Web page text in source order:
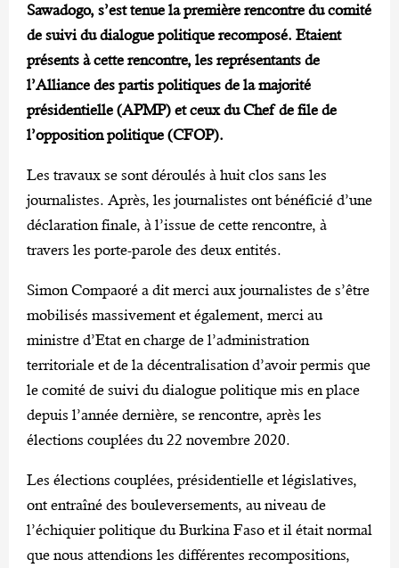
Sawadogo, s’est tenue la première rencontre du comité
de suivi du dialogue politique recomposé. Etaient
présents à cette rencontre, les représentants de
l’Alliance des partis politiques de la majorité
présidentielle (APMP) et ceux du Chef de file de
l’opposition politique (CFOP).
Les travaux se sont déroulés à huit clos sans les
journalistes. Après, les journalistes ont bénéficié d’une
déclaration finale, à l’issue de cette rencontre, à
travers les porte-parole des deux entités.
Simon Compaoré a dit merci aux journalistes de s’être
mobilisés massivement et également, merci au
ministre d’Etat en charge de l’administration
territoriale et de la décentralisation d’avoir permis que
le comité de suivi du dialogue politique mis en place
depuis l’année dernière, se rencontre, après les
élections couplées du 22 novembre 2020.
Les élections couplées, présidentielle et législatives,
ont entraîné des bouleversements, au niveau de
l’échiquier politique du Burkina Faso et il était normal
que nous attendions les différentes recompositions,